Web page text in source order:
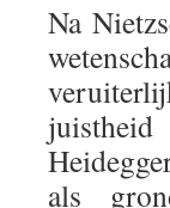
Na
juistheid
als